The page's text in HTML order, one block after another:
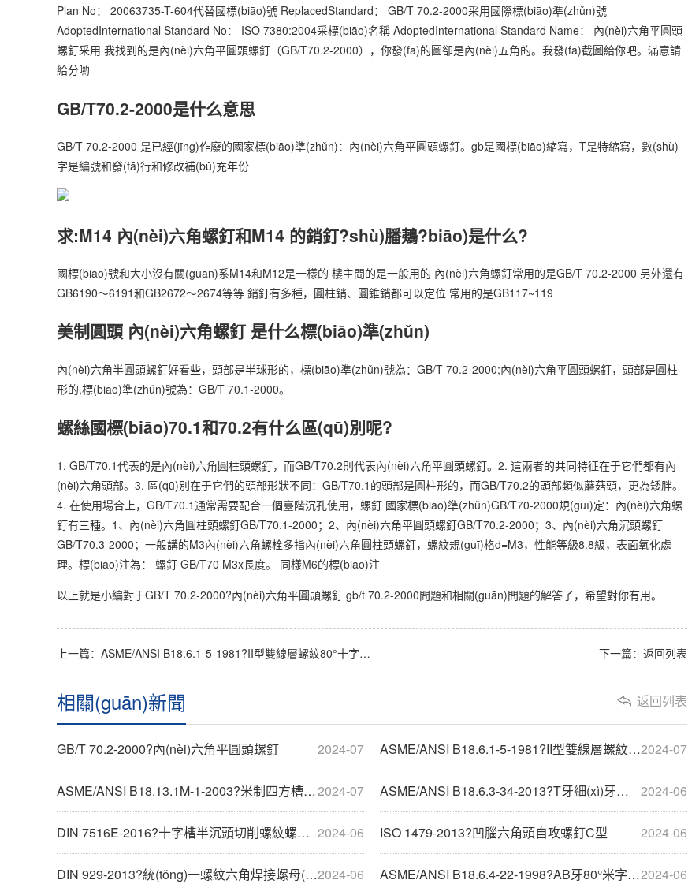
Plan No： 20063735-T-604代替國標(biāo)號 ReplacedStandard： GB/T 70.2-2000采用國際標(biāo)準(zhǔn)號
AdoptedInternational Standard No： ISO 7380:2004采標(biāo)名稱 AdoptedInternational Standard Name： 內(nèi)六角平圓頭
螺釘采用 我找到的是內(nèi)六角平圓頭螺釘（GB/T70.2-2000），你發(fā)的圖卻是內(nèi)五角的。我發(fā)截圖給你吧。滿意請
給分喲
GB/T70.2-2000是什么意思
GB/T 70.2-2000 是已經(jīng)作廢的國家標(biāo)準(zhǔn)：內(nèi)六角平圓頭螺釘。gb是國標(biāo)縮寫，T是特縮寫，數(shù)
字是編號和發(fā)行和修改補(bǔ)充年份
求:M14 內(nèi)六角螺釘和M14 的銷釘?shù)膰鴺?biāo)是什么?
國標(biāo)號和大小沒有關(guān)系M14和M12是一樣的 樓主問的是一般用的 內(nèi)六角螺釘常用的是GB/T 70.2-2000 另外還有
GB6190～6191和GB2672～2674等等 銷釘有多種，圓柱銷、圓錐銷都可以定位 常用的是GB117~119
美制圓頭 內(nèi)六角螺釘 是什么標(biāo)準(zhǔn)
內(nèi)六角半圓頭螺釘好看些，頭部是半球形的，標(biāo)準(zhǔn)號為：GB/T 70.2-2000;內(nèi)六角平圓頭螺釘，頭部是圓柱
形的,標(biāo)準(zhǔn)號為：GB/T 70.1-2000。
螺絲國標(biāo)70.1和70.2有什么區(qū)別呢?
1. GB/T70.1代表的是內(nèi)六角圓柱頭螺釘，而GB/T70.2則代表內(nèi)六角平圓頭螺釘。2. 這兩者的共同特征在于它們都有內
(nèi)六角頭部。3. 區(qū)別在于它們的頭部形狀不同：GB/T70.1的頭部是圓柱形的，而GB/T70.2的頭部類似蘑菇頭，更為矮胖。
4. 在使用場合上，GB/T70.1通常需要配合一個臺階沉孔使用，螺釘 國家標(biāo)準(zhǔn)GB/T70-2000規(guī)定：內(nèi)六角螺
釘有三種。1、內(nèi)六角圓柱頭螺釘GB/T70.1-2000；2、內(nèi)六角平圓頭螺釘GB/T70.2-2000；3、內(nèi)六角沉頭螺釘
GB/T70.3-2000；一般講的M3內(nèi)六角螺栓多指內(nèi)六角圓柱頭螺釘，螺紋規(guī)格d=M3，性能等級8.8級，表面氧化處
理。標(biāo)注為： 螺釘 GB/T70 M3x長度。 同樣M6的標(biāo)注
以上就是小編對于GB/T 70.2-2000?內(nèi)六角平圓頭螺釘 gb/t 70.2-2000問題和相關(guān)問題的解答了，希望對你有用。
上一篇： ASME/ANSI B18.6.1-5-1981?II型雙線層螺紋80°十字槽(H型)半沉頭木螺釘 下一篇： 返回列表
返回列表
相關(guān)新聞
2024-07
GB/T 70.2-2000?內(nèi)六角平圓頭螺釘 2024-07
ASME/ANSI B18.6.1-5-1981?II型雙線層螺紋80°十字槽(H型)半沉頭木螺釘
2024-07
ASME/ANSI B18.13.1M-1-2003?米制四方槽盤頭螺釘和彈簧墊圈組合 2024-06
ASME/ANSI B18.6.3-34-2013?T牙細(xì)牙十一字槽凹腦六角凸緣割尾自攻螺釘 4
2024-06
DIN 7516E-2016?十字槽半沉頭切削螺紋螺釘(H型) 2024-06
ISO 1479-2013?凹腦六角頭自攻螺釘C型
2024-06
DIN 929-2013?統(tǒng)一螺紋六角焊接螺母(大對邊) 2024-06
ASME/ANSI B18.6.4-22-1998?AB牙80°米字槽(Z型)半沉頭自攻螺釘 2